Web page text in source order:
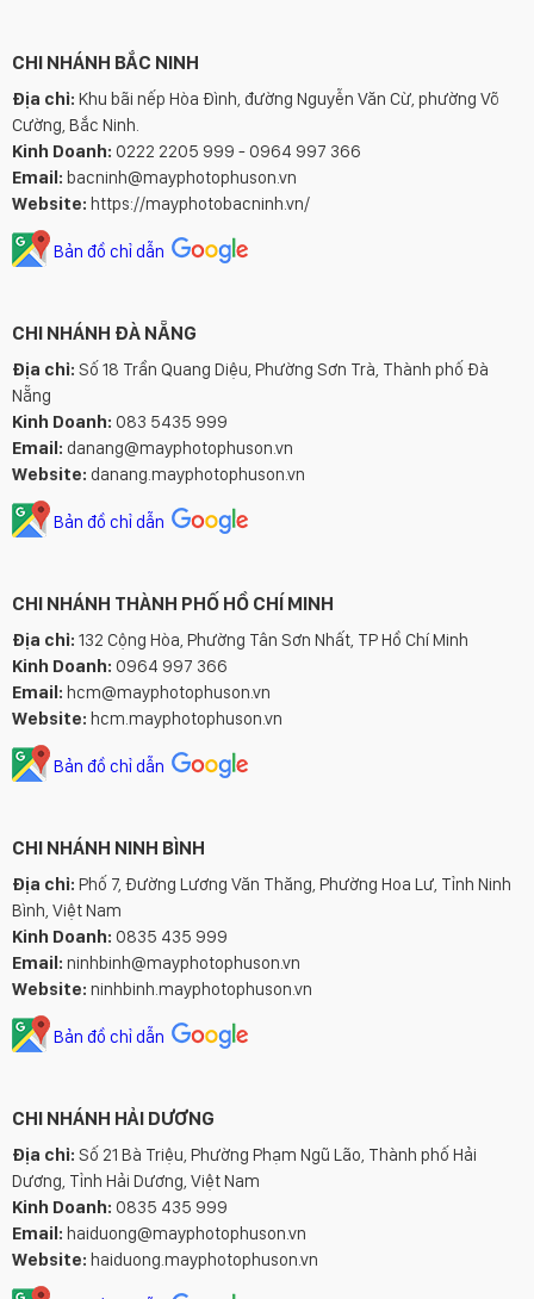
CHI NHÁNH BẮC NINH
Địa chỉ: Khu bãi nếp Hòa Đình, đường Nguyễn Văn Cừ, phường Võ
Cường, Bắc Ninh.
Kinh Doanh: 0222 2205 999 - 0964 997 366
Email: bacninh@mayphotophuson.vn
Website: https://mayphotobacninh.vn/
Bản đồ chỉ dẫn
CHI NHÁNH ĐÀ NẴNG
Địa chỉ: Số 18 Trần Quang Diệu, Phường Sơn Trà, Thành phố Đà
Nẵng
Kinh Doanh: 083 5435 999
Email: danang@mayphotophuson.vn
Website: danang.mayphotophuson.vn
Bản đồ chỉ dẫn
CHI NHÁNH THÀNH PHỐ HỒ CHÍ MINH
Địa chỉ: 132 Cộng Hòa, Phường Tân Sơn Nhất, TP Hồ Chí Minh
Kinh Doanh: 0964 997 366
Email: hcm@mayphotophuson.vn
Website: hcm.mayphotophuson.vn
Bản đồ chỉ dẫn
CHI NHÁNH NINH BÌNH
Địa chỉ: Phố 7, Đường Lương Văn Thăng, Phường Hoa Lư, Tỉnh Ninh
Bình, Việt Nam
Kinh Doanh: 0835 435 999
Email: ninhbinh@mayphotophuson.vn
Website: ninhbinh.mayphotophuson.vn
Bản đồ chỉ dẫn
CHI NHÁNH HẢI DƯƠNG
Địa chỉ: Số 21 Bà Triệu, Phường Phạm Ngũ Lão, Thành phố Hải
Dương, Tỉnh Hải Dương, Việt Nam
Kinh Doanh: 0835 435 999
Email: haiduong@mayphotophuson.vn
Website: haiduong.mayphotophuson.vn